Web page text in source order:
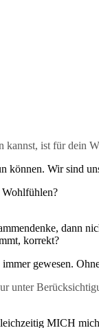
kannst, ist für dein
können. Wir sind
Wohlfühlen?
dann
korrekt?
gewesen.
unter
MICH